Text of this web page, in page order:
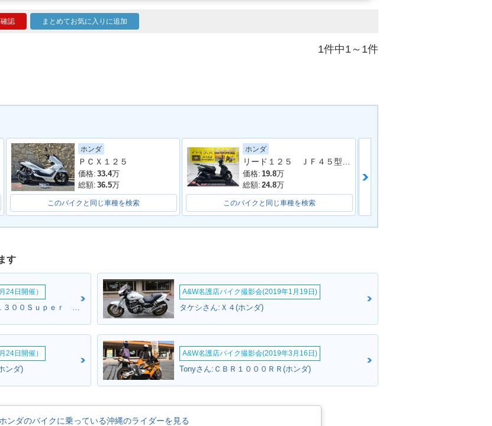
認 まとめてお気に入りに追加
1件中1～1件
ホンダ
ＰＣＸ１２５
価格: 33.4万
総額: 36.5万
このバイクと同じ車種を検索
ホンダ
価格: 19.8万
総額: 24.8万
このバイクと同じ車種を検索
す
24日開催）
南部からスクリュ～さん:ＣＢ１３００Ｓｕｐｅｒ Ｆｏｕｒ(ホンダ)
A&W名護店バイク撮影会(2019年1月19日)
タケシさん:Ｘ４(ホンダ)
24日開催）
ンダ)
A&W名護店バイク撮影会(2019年3月16日)
Tonyさん:ＣＢＲ１０００ＲＲ(ホンダ)
ホンダのバイクに乗っている沖縄のライダーを見る